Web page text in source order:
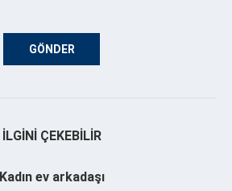
İLGINI ÇEKEBILIR
Kadın ev arkadaşı